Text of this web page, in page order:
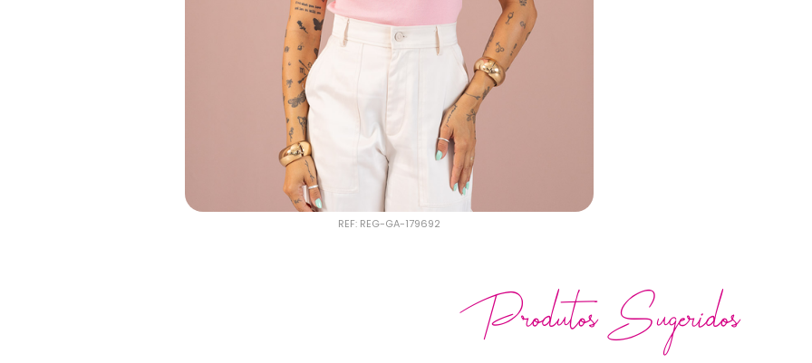
REF: REG-GA-179692
Produtos Sugeridos